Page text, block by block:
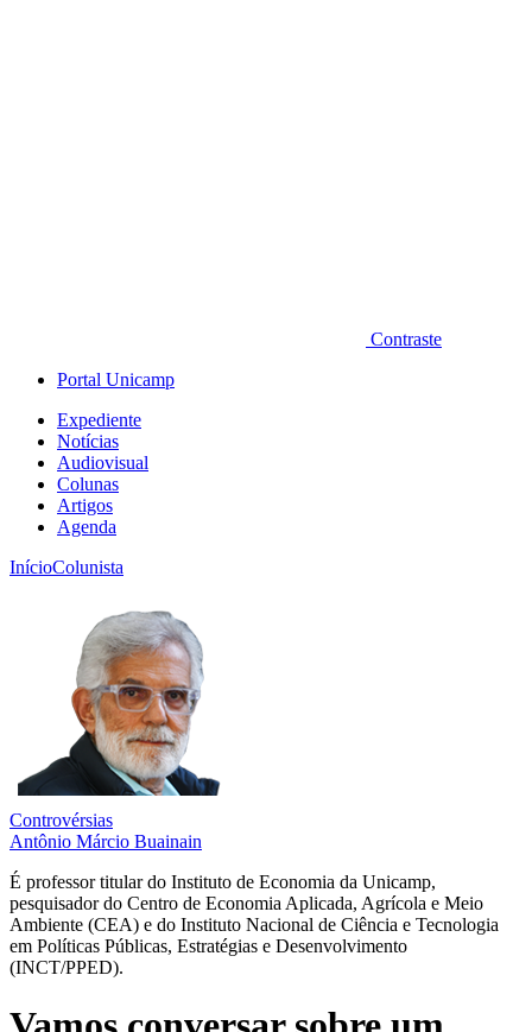
Contraste
Portal Unicamp
Expediente
Notícias
Audiovisual
Colunas
Artigos
Agenda
InícioColunista
Controvérsias
Antônio Márcio Buainain
É professor titular do Instituto de Economia da Unicamp,
pesquisador do Centro de Economia Aplicada, Agrícola e Meio
Ambiente (CEA) e do Instituto Nacional de Ciência e Tecnologia
em Políticas Públicas, Estratégias e Desenvolvimento
(INCT/PPED).